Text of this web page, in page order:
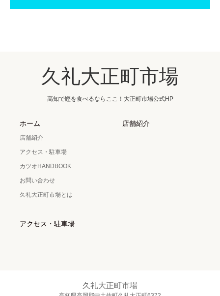
久礼大正町市場
高知で鰹を食べるならここ！大正町市場公式HP
ホーム
店舗紹介
アクセス・駐車場
カツオHANDBOOK
お問い合わせ
久礼大正町市場とは
店舗紹介
アクセス・駐車場
久礼大正町市場